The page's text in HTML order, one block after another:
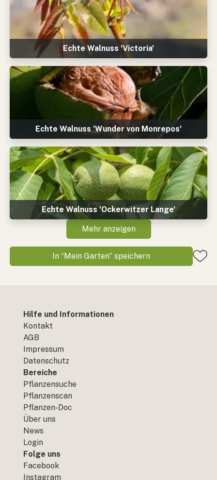
Echte Walnuss 'Victoria'
Echte Walnuss 'Wunder von Monrepos'
Echte Walnuss 'Ockerwitzer Lange'
Mehr anzeigen
In “Mein Garten” speichern
Hilfe und Informationen
Kontakt
AGB
Impressum
Datenschutz
Bereiche
Pflanzensuche
Pflanzenscan
Pflanzen-Doc
Über uns
News
Login
Folge uns
Facebook
Instagram